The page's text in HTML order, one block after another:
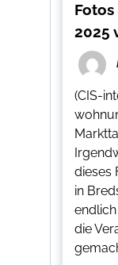
2025
(CIS-
dieses
in
die